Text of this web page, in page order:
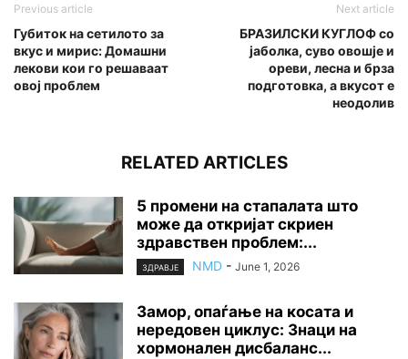
Previous article
Губиток на сетилото за
вкус и мирис: Домашни
лекови кои го решаваат
овој проблем
Next article
БРАЗИЛСКИ КУГЛОФ со
јаболка, суво овошје и
ореви, лесна и брза
подготовка, а вкусот е
неодолив
RELATED ARTICLES
5 промени на стапалата што
може да откријат скриен
здравствен проблем:...
ЗДРАВЈЕ NMD - June 1, 2026
Замор, опаѓање на косата и
нередовен циклус: Знаци на
хормонален дисбаланс...